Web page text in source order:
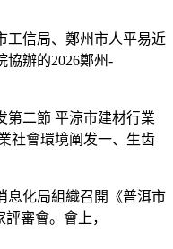
信局、鄭州市人平易近
協辦的2026鄭州-
二節 平涼市建材行業
社會環境阐发一、生齿
化局組織召開《普洱市
審會。會上，